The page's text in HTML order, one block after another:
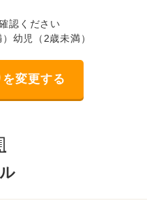
認ください
幼児（2歳未満）
変更する